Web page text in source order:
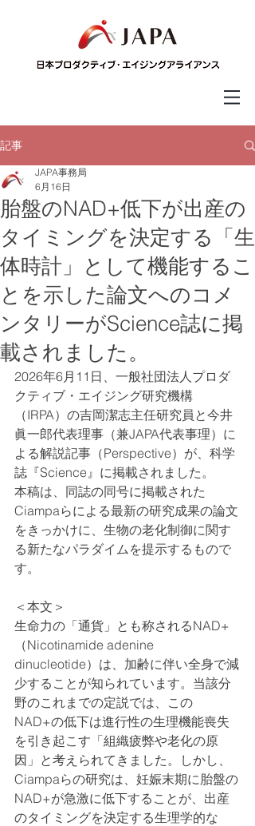
記事
胎盤のNAD+低下が出産の
タイミングを決定する「生
体時計」として機能するこ
とを示した論文へのコメ
ンタリーがScience誌に掲
載されました。
JAPA事務局
6月16日
2026年6月11日、一般社団法人プロダ
クティブ・エイジング研究機構
（IRPA）の吉岡潔志主任研究員と今井
眞一郎代表理事（兼JAPA代表事理）に
よる解説記事（Perspective）が、科学
誌『Science』に掲載されました。
本稿は、同誌の同号に掲載された
Ciampaらによる最新の研究成果の論文
をきっかけに、生物の老化制御に関す
る新たなパラダイムを提示するもので
す。
＜本文＞
生命力の「通貨」とも称されるNAD+
（Nicotinamide adenine
dinucleotide）は、加齢に伴い全身で減
少することが知られています。当該分
野のこれまでの定説では、この
NAD+の低下は進行性の生理機能喪失
を引き起こす「組織疲弊や老化の原
因」と考えられてきました。しかし、
Ciampaらの研究は、妊娠末期に胎盤の
NAD+が急激に低下することが、出産
のタイミングを決定する生理学的な